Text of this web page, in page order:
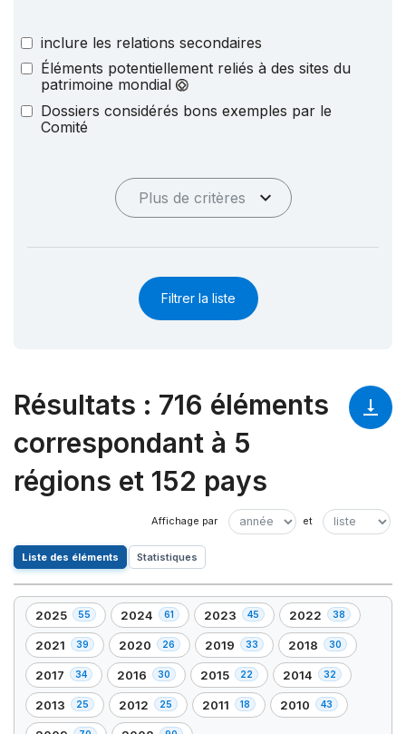
inclure les relations secondaires
Éléments potentiellement reliés à des sites du
patrimoine mondial
Dossiers considérés bons exemples par le
Comité
Plus de critères
Filtrer la liste
Résultats : 716 éléments
correspondant à 5
régions et 152 pays
Liste des éléments Statistiques
2025 55
,
55
élément(s)
2024 61
,
61
élément(s)
2023 45
,
45
élément(s)
2022 38
,
38
élément(s)
2021 39
,
39
élément(s)
2020 26
,
26
élément(s)
2019 33
,
33
élément(s)
2018 30
,
30
élément(s)
2017 34
,
34
élément(s)
2016 30
,
30
élément(s)
2015 22
,
22
élément(s)
2014 32
,
32
élément(s)
2013 25
,
25
2012 25
,
25
2011 18
,
2010 43
,